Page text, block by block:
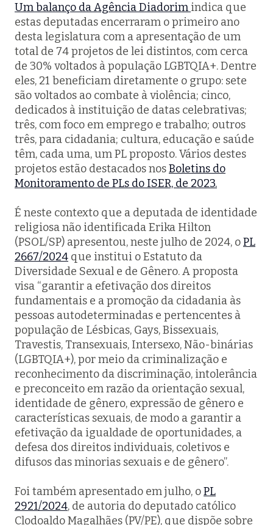
Um balanço da Agência Diadorim indica que
estas deputadas encerraram o primeiro ano
desta legislatura com a apresentação de um
total de 74 projetos de lei distintos, com cerca
de 30% voltados à população LGBTQIA+. Dentre
eles, 21 beneficiam diretamente o grupo: sete
são voltados ao combate à violência; cinco,
dedicados à instituição de datas celebrativas;
três, com foco em emprego e trabalho; outros
três, para cidadania; cultura, educação e saúde
têm, cada uma, um PL proposto. Vários destes
projetos estão destacados nosBoletins do
Monitoramento de PLs do ISER, de 2023.
É neste contexto que a deputada de identidade
religiosa não identificada Erika Hilton
(PSOL/SP) apresentou, neste julho de 2024, oPL
2667/2024 que institui o Estatuto da
Diversidade Sexual e de Gênero. A proposta
visa “garantir a efetivação dos direitos
fundamentais e a promoção da cidadania às
pessoas autodeterminadas e pertencentes à
população de Lésbicas, Gays, Bissexuais,
Travestis, Transexuais, Intersexo, Não-binárias
(LGBTQIA+), por meio da criminalização e
reconhecimento da discriminação, intolerância
e preconceito em razão da orientação sexual,
identidade de gênero, expressão de gênero e
características sexuais, de modo a garantir a
efetivação da igualdade de oportunidades, a
defesa dos direitos individuais, coletivos e
difusos das minorias sexuais e de gênero”.
Foi também apresentado em julho, oPL
2921/2024, de autoria do deputado católico
Clodoaldo Magalhães (PV/PE), que dispõe sobre